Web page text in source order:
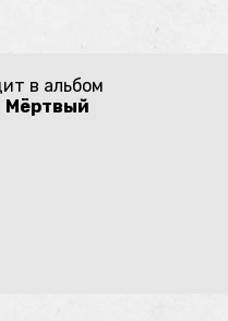
в альбом
Мёртвый